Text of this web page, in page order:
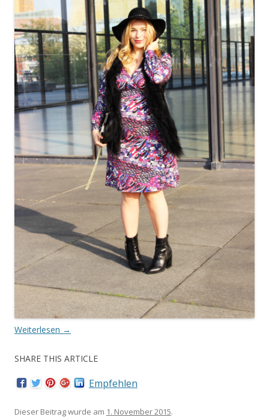
Weiterlesen →
SHARE THIS ARTICLE
Empfehlen
Dieser Beitrag wurde am 1. November 2015.